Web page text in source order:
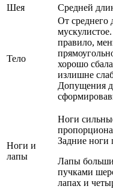
Шея
Средней
Тело
От среднего
правило,
хорошо
излишне
Допущения
Ноги и
лапы
Ноги
Задние ноги
Лапы
пучками
лапах и